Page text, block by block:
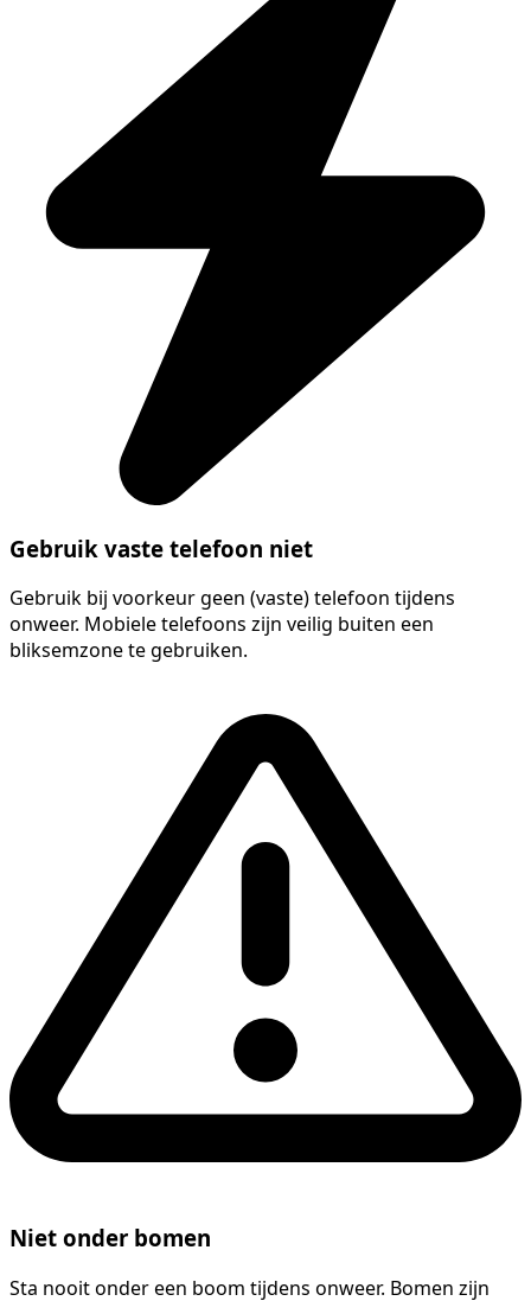
Gebruik vaste telefoon niet
Gebruik bij voorkeur geen (vaste) telefoon tijdens
onweer. Mobiele telefoons zijn veilig buiten een
bliksemzone te gebruiken.
Niet onder bomen
Sta nooit onder een boom tijdens onweer. Bomen zijn